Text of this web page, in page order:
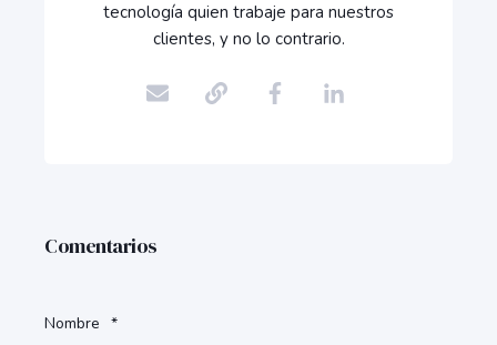
tecnología quien trabaje para nuestros
clientes, y no lo contrario.
Comentarios
Nombre *